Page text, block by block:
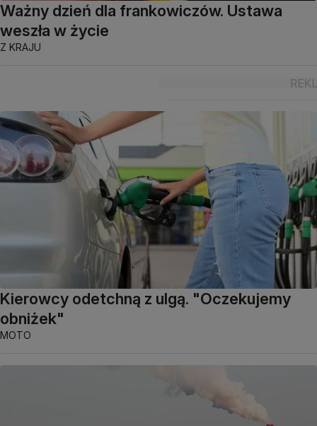
Ważny dzień dla frankowiczów. Ustawa
weszła w życie
Z KRAJU
Kierowcy odetchną z ulgą. "Oczekujemy
obniżek"
MOTO